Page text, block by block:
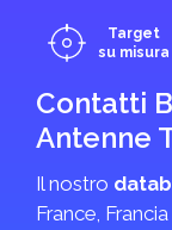
Target
su misura
Contatti
Antenne
Il nostro
France,